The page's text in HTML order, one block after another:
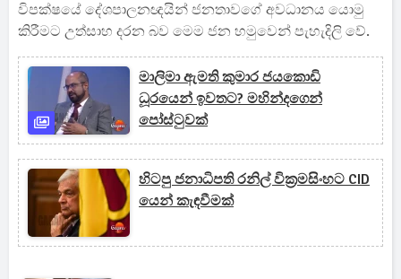
විපක්ෂයේ දේශපාලනඥයින් ජනතාවගේ අවධානය යොමු
කිරීමට උත්සාහ දරන බව මෙම ජන හමුවෙන් පැහැදිලි වේ.
මාලිමා ඇමති කුමාර ජයකොඩි
ධූරයෙන් ඉවතට? මහින්දගෙන්
පෝස්ටුවක්
හිටපු ජනාධිපති රනිල් වික්‍රමසිංහට CID
යෙන් කැඳවීමක්